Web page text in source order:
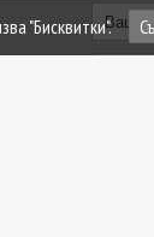
"Бисквитки".